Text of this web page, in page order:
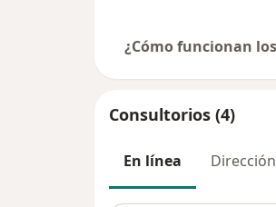
¿Cómo funcionan
Consultorios (4)
En línea